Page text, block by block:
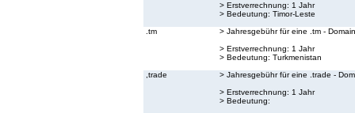
> Erstverrechnung: 1 Jahr
> Bedeutung: Timor-Leste
.tm
> Jahresgebühr für eine .tm - Domain
> Erstverrechnung: 1 Jahr
> Bedeutung: Turkmenistan
,trade
> Jahresgebühr für eine .trade -
> Erstverrechnung: 1 Jahr
> Bedeutung: